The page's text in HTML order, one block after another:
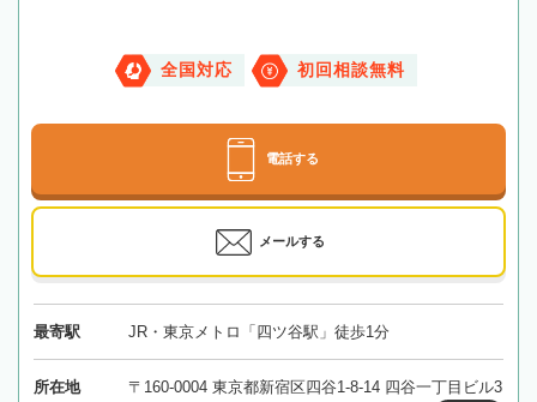
全国対応 初回相談無料
電話する
メールする
最寄駅 JR・東京メトロ「四ツ谷駅」徒歩1分
所在地
〒160-0004 東京都新宿区四谷1-8-14 四谷一丁目ビル3